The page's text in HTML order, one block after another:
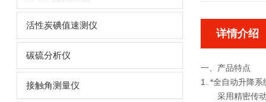
活性炭碘值速测仪
碳硫分析仪
接触角测量仪
详情介绍
一、产品特点
1. *全自动升降系
采用精密传